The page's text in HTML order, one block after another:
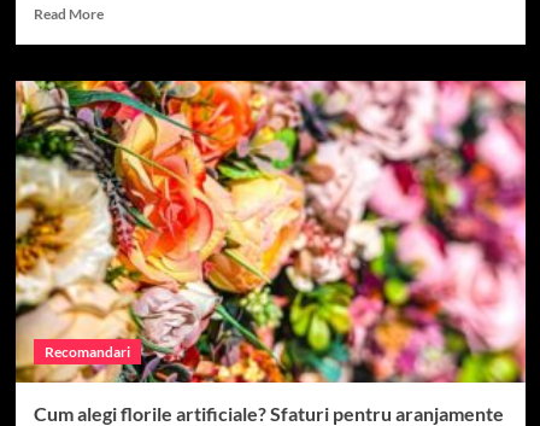
Read MoreRead
Avantajele
și
dezavantajele
florilor
artificiale
în
designul
interior
Recomandari
Cum alegi florile artificiale? Sfaturi pentru aranjamente